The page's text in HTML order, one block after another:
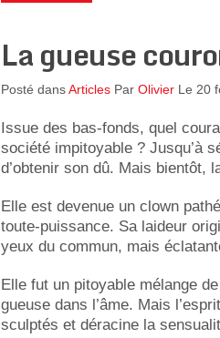
La gueuse
Posté dansArticlesPar OlivierLe 20
Issue des bas-fonds, quel
société impitoyable ? Jusqu’à
d’obtenir son dû. Mais bientôt,
Elle est devenue un clown
toute-puissance. Sa laideur
yeux du commun, mais
Elle fut un pitoyable mélange
gueuse dans l’âme. Mais
sculptés et déracine la